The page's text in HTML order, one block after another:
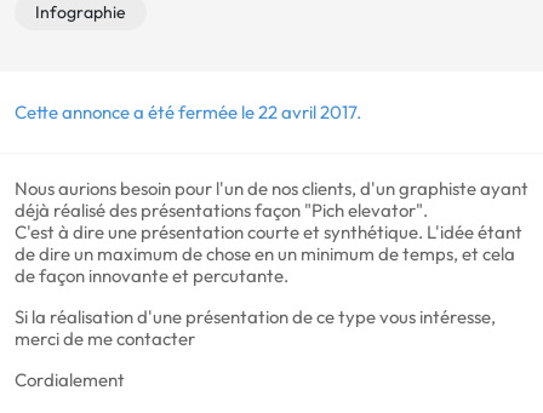
Infographie
Cette annonce a été fermée le 22 avril 2017.
Nous aurions besoin pour l'un de nos clients, d'un graphiste ayant
déjà réalisé des présentations façon "Pich elevator".
C'est à dire une présentation courte et synthétique. L'idée étant
de dire un maximum de chose en un minimum de temps, et cela
de façon innovante et percutante.
Si la réalisation d'une présentation de ce type vous intéresse,
merci de me contacter
Cordialement